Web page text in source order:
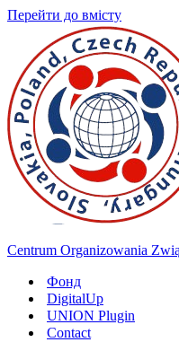
Перейти до вмісту
Centrum Organizowania
Фонд
DigitalUp
UNION Plugin
Contact